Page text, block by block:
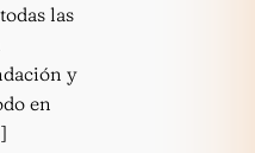
las
y
en